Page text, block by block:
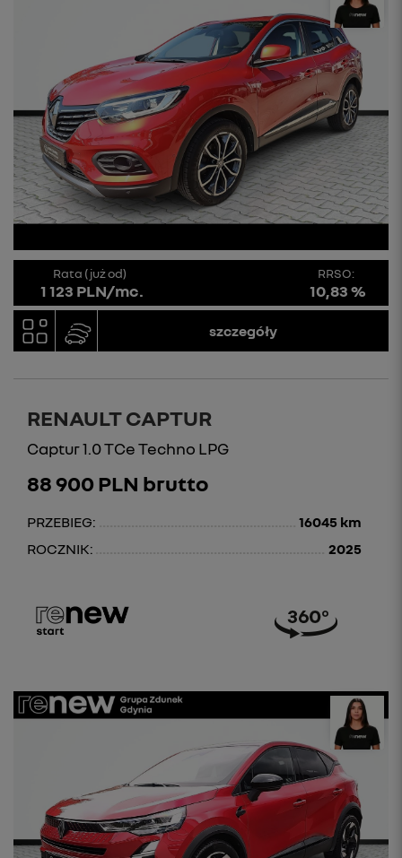
Rata (już od)
1 123 PLN/mc.
RRSO:
10,83 %
szczegóły
RENAULT CAPTUR
Captur 1.0 TCe Techno LPG
88 900 PLN brutto
PRZEBIEG:
16045 km
ROCZNIK:
2025